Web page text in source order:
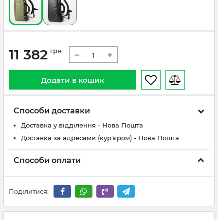
11 382 грн − +
Додати в кошик
Способи доставки
Доставка у відділення - Нова Пошта
Доставка за адресами (кур'єром) - Нова Пошта
Способи оплати
Поділитися: